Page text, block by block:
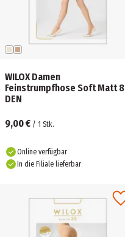
WILOX Damen
Feinstrumpfhose Soft Matt 8
DEN
9,00 € / 1 Stk.
Online verfügbar
In die Filiale lieferbar